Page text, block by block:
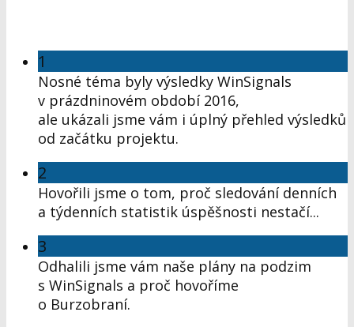
1
Nosné téma byly výsledky WinSignals
v prázdninovém období 2016,
ale ukázali jsme vám i úplný přehled výsledků
od začátku projektu.
2
Hovořili jsme o tom, proč sledování denních
a týdenních statistik úspěšnosti nestačí...
3
Odhalili jsme vám naše plány na podzim
s WinSignals a proč hovoříme
o Burzobraní.